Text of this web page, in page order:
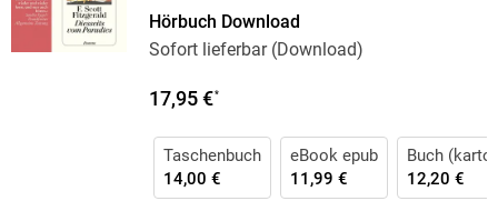
Hörbuch Download
Sofort lieferbar (Download)
17,95 €*
Taschenbuch
14,00 €
eBook epub
11,99 €
Buch
12,20 €